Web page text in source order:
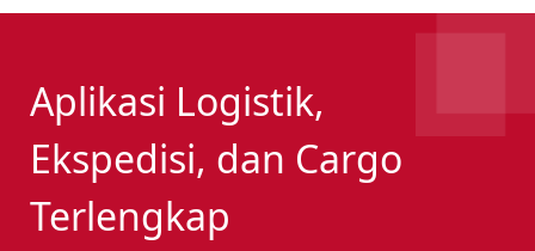
Aplikasi Logistik,
Ekspedisi, dan Cargo
Terlengkap